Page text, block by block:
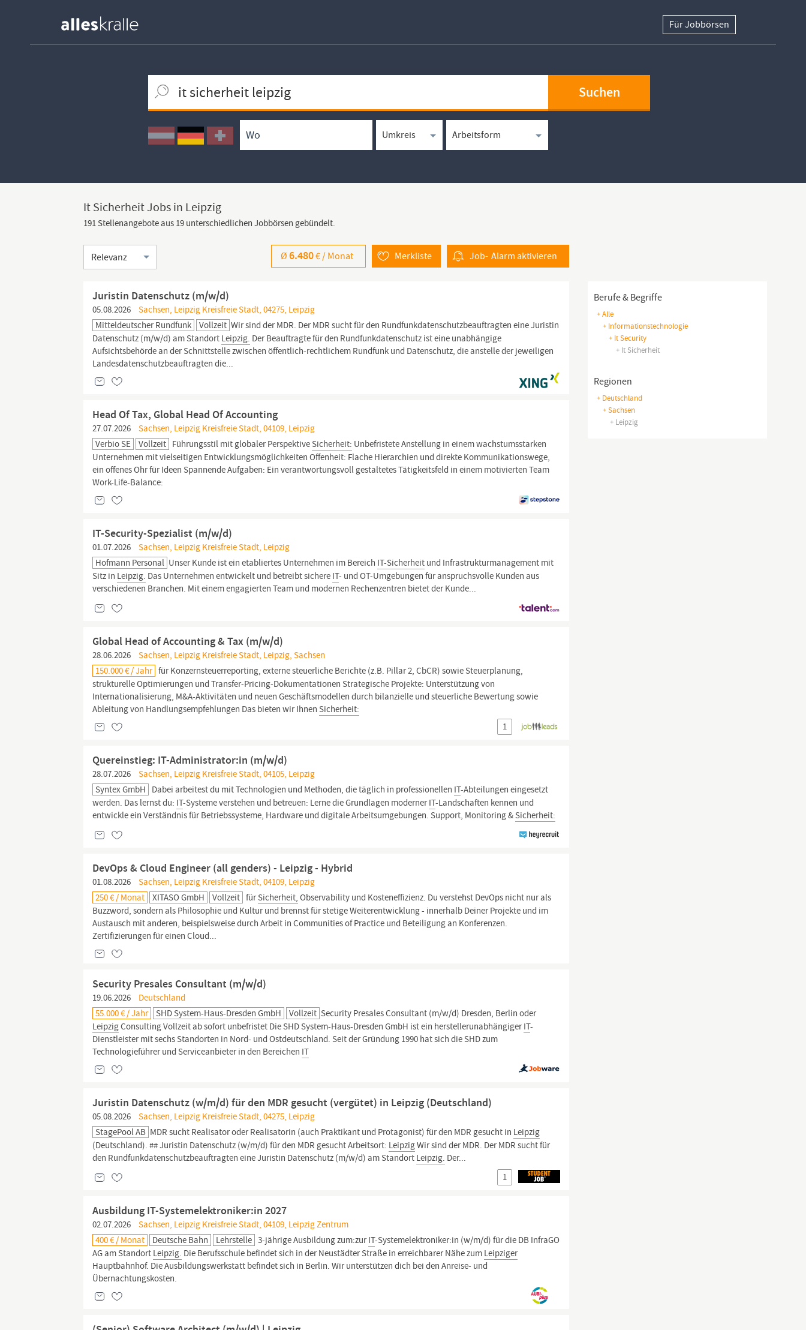
Für Jobbörsen
Ortssuche
Umkreissuche
Arbeitsform
Berufe & Begriffe
+ Alle
+ Informationstechnologie
+ It Security
+ It Sicherheit
Regionen
+ Deutschland
+ Sachsen
+ Leipzig
It Sicherheit Jobs in Leipzig
191 Stellenangebote aus 19 unterschiedlichen Jobbörsen gebündelt.
Sortierung Job- Alarmaktivieren
Merkliste
Ø6.480€ / Monat
Juristin Datenschutz (m/w/d)
05.08.2026
Sachsen, Leipzig Kreisfreie Stadt, 04275, Leipzig
Mitteldeutscher Rundfunk
Vollzeit Wir sind der MDR. Der MDR sucht für den Rundfunkdatenschutzbeauftragten eine Juristin
Datenschutz (m⁠/⁠w⁠/⁠d) am Standort Leipzig. Der Beauftragte für den Rundfunkdatenschutz ist eine unabhängige
Aufsichtsbehörde an der Schnittstelle zwischen öffentlich-rechtlichem Rundfunk und Datenschutz, die anstelle der jeweiligen
Landesdatenschutzbeauftragten die...
Head Of Tax, Global Head Of Accounting
27.07.2026
Sachsen, Leipzig Kreisfreie Stadt, 04109, Leipzig
Verbio SE
Vollzeit Führungsstil mit globaler Perspektive Sicherheit: Unbefristete Anstellung in einem wachstumsstarken
Unternehmen mit vielseitigen Entwicklungsmöglichkeiten Offenheit: Flache Hierarchien und direkte Kommunikationswege,
ein offenes Ohr für Ideen Spannende Aufgaben: Ein verantwortungsvoll gestaltetes Tätigkeitsfeld in einem motivierten Team
Work-Life-Balance:
IT-Security-Spezialist (m/w/d)
01.07.2026
Sachsen, Leipzig Kreisfreie Stadt, Leipzig
Hofmann Personal Unser Kunde ist ein etabliertes Unternehmen im Bereich IT-Sicherheit und Infrastrukturmanagement mit
Sitz in Leipzig. Das Unternehmen entwickelt und betreibt sichere IT- und OT-Umgebungen für anspruchsvolle Kunden aus
verschiedenen Branchen. Mit einem engagierten Team und modernen Rechenzentren bietet der Kunde...
Global Head of Accounting & Tax (m/w/d)
28.06.2026
Sachsen, Leipzig Kreisfreie Stadt, Leipzig, Sachsen
150.000 € / Jahr für Konzernsteuerreporting, externe steuerliche Berichte (z.B. Pillar 2, CbCR) sowie Steuerplanung,
strukturelle Optimierungen und Transfer-Pricing-Dokumentationen Strategische Projekte: Unterstützung von
Internationalisierung, M&A-Aktivitäten und neuen Geschäftsmodellen durch bilanzielle und steuerliche Bewertung sowie
Ableitung von Handlungsempfehlungen Das bieten wir Ihnen Sicherheit:
1
Quereinstieg: IT-Administrator:in (m/w/d)
28.07.2026
Sachsen, Leipzig Kreisfreie Stadt, 04105, Leipzig
Syntex GmbH Dabei arbeitest du mit Technologien und Methoden, die täglich in professionellen IT-Abteilungen eingesetzt
werden. Das lernst du: IT-Systeme verstehen und betreuen: Lerne die Grundlagen modernerIT-Landschaften kennen und
entwickle ein Verständnis für Betriebssysteme, Hardware und digitale Arbeitsumgebungen. Support, Monitoring & Sicherheit:
DevOps & Cloud Engineer (all genders) - Leipzig - Hybrid
01.08.2026
Sachsen, Leipzig Kreisfreie Stadt, 04109, Leipzig
250 € / Monat
XITASO GmbH Vollzeit fürSicherheit, Observability und Kosteneffizienz. Du verstehst DevOps nicht nur als
Buzzword, sondern als Philosophie und Kultur und brennst für stetige Weiterentwicklung - innerhalb Deiner Projekte und im
Austausch mit anderen, beispielsweise durch Arbeit in Communities of Practice und Beteiligung an Konferenzen.
Zertifizierungen für einen Cloud...
Security Presales Consultant (m/w/d)
19.06.2026
Deutschland
55.000 € / Jahr
SHD System-Haus-Dresden GmbH Vollzeit Security Presales Consultant (m/w/d) Dresden, Berlin oder
LeipzigConsulting Vollzeit ab sofort unbefristet Die SHD System-Haus-Dresden GmbH ist ein herstellerunabhängigerIT-
Dienstleister mit sechs Standorten in Nord- und Ostdeutschland. Seit der Gründung 1990 hat sich die SHD zum
Technologieführer und Serviceanbieter in den Bereichen IT
Juristin Datenschutz (w/m/d) für den MDR gesucht (vergütet) in Leipzig (Deutschland)
05.08.2026
Sachsen, Leipzig Kreisfreie Stadt, 04275, Leipzig
StagePool AB MDR sucht Realisator oder Realisatorin (auch Praktikant und Protagonist) für den MDR gesucht in Leipzig
(Deutschland). ## Juristin Datenschutz (w/m/d) für den MDR gesucht Arbeitsort: LeipzigWir sind der MDR. Der MDR sucht für
den Rundfunkdatenschutzbeauftragten eine Juristin Datenschutz (m/w/d) am Standort Leipzig. Der...
1
Ausbildung IT-Systemelektroniker:in 2027
02.07.2026
Sachsen, Leipzig Kreisfreie Stadt, 04109, Leipzig Zentrum
400 € / Monat
Deutsche Bahn Lehrstelle 3-jährige Ausbildung zum:zurIT-Systemelektroniker:in (w/m/d) für die DB InfraGO
AG am Standort Leipzig. Die Berufsschule befindet sich in der Neustädter Straße in erreichbarer Nähe zum Leipziger
Hauptbahnhof. Die Ausbildungswerkstatt befindet sich in Berlin. Wir unterstützen dich bei den Anreise- und
Übernachtungskosten.